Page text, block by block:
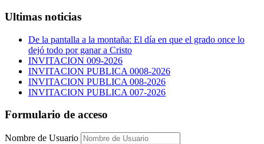
Ultimas noticias
De la pantalla a la montaña: El día en que el grado once lo
dejó todo por ganar a Cristo
INVITACION 009-2026
INVITACION PUBLICA 0008-2026
INVITACION PUBLICA 008-2026
INVITACION PUBLICA 007-2026
Formulario de acceso
Nombre de Usuario